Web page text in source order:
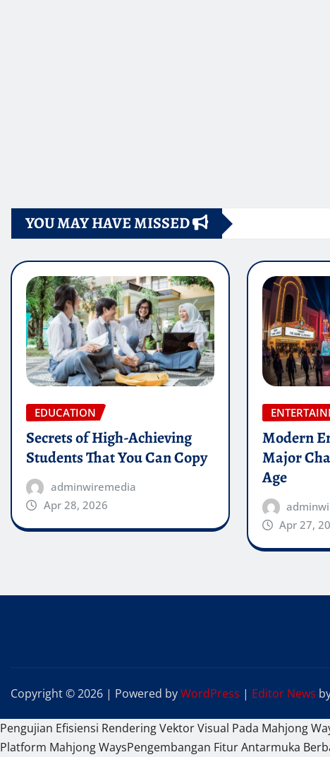
YOU MAY HAVE MISSED
EDUCATION
Secrets of High-Achieving
Students That You Can Copy
adminwiremedia
Apr 28, 2026
Modern
Major
Age
Apr 27,
Copyright © 2026 | Powered byWordPress | Editor News
Pengujian Efisiensi Rendering Vektor Visual Pada Mahjong
Platform Mahjong WaysPengembangan Fitur Antarmuka